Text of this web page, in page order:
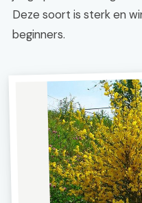
Deze soort is sterk en
beginners.